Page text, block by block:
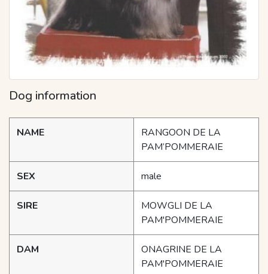
Dog information
NAME
RANGOON DE LA
PAM’POMMERAIE
SEX male
SIRE
MOWGLI DE LA
PAM'POMMERAIE
DAM
ONAGRINE DE LA
PAM'POMMERAIE